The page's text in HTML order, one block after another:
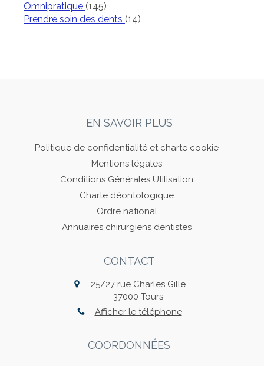
Omnipratique (145)
Prendre soin des dents (14)
EN SAVOIR PLUS
Politique de confidentialité et charte cookie
Mentions légales
Conditions Générales Utilisation
Charte déontologique
Ordre national
Annuaires chirurgiens dentistes
CONTACT
25/27 rue Charles Gille
37000 Tours
Afficher le téléphone
COORDONNÉES